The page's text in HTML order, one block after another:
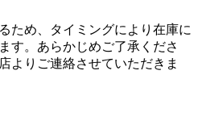
ため、タイミングにより在庫に
す。あらかじめご了承くださ
よりご連絡させていただきま